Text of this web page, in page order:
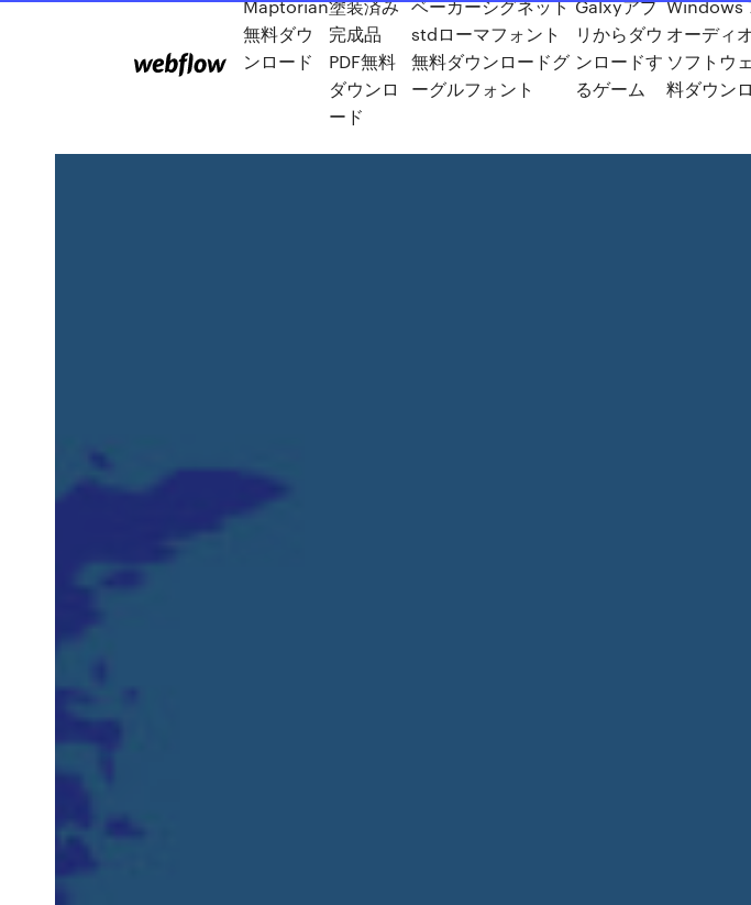
Maptorian
無料ダウ
ンロード
塗装済み
完成品
PDF無料
ダウンロ
ード
ベーカーシグネット
stdローマフォント
無料ダウンロードグ
ーグルフォント
Galxyアプ
リからダウ
ンロードす
るゲーム
Windows
オーディ
ソフトウ
料ダウン